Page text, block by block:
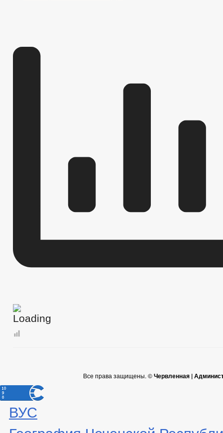
Все права защищены. ©Червленная |
ВУС